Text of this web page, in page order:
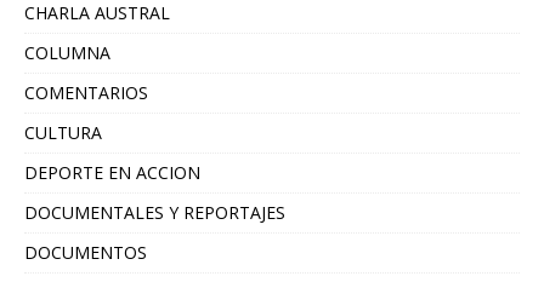
CHARLA AUSTRAL
COLUMNA
COMENTARIOS
CULTURA
DEPORTE EN ACCION
DOCUMENTALES Y REPORTAJES
DOCUMENTOS